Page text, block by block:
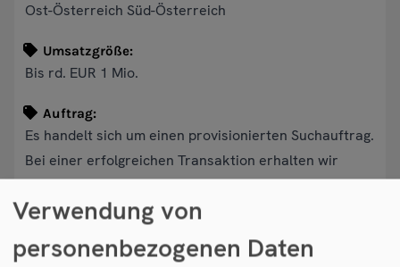
Ost-Österreich Süd-Österreich
Umsatzgröße:
Bis rd. EUR 1 Mio.
Auftrag:
Es handelt sich um einen provisionierten Suchauftrag.
Bei einer erfolgreichen Transaktion erhalten wir
unsere Provision vom Käufer.
Objekt anfragen
Verwendung von
personenbezogenen Daten